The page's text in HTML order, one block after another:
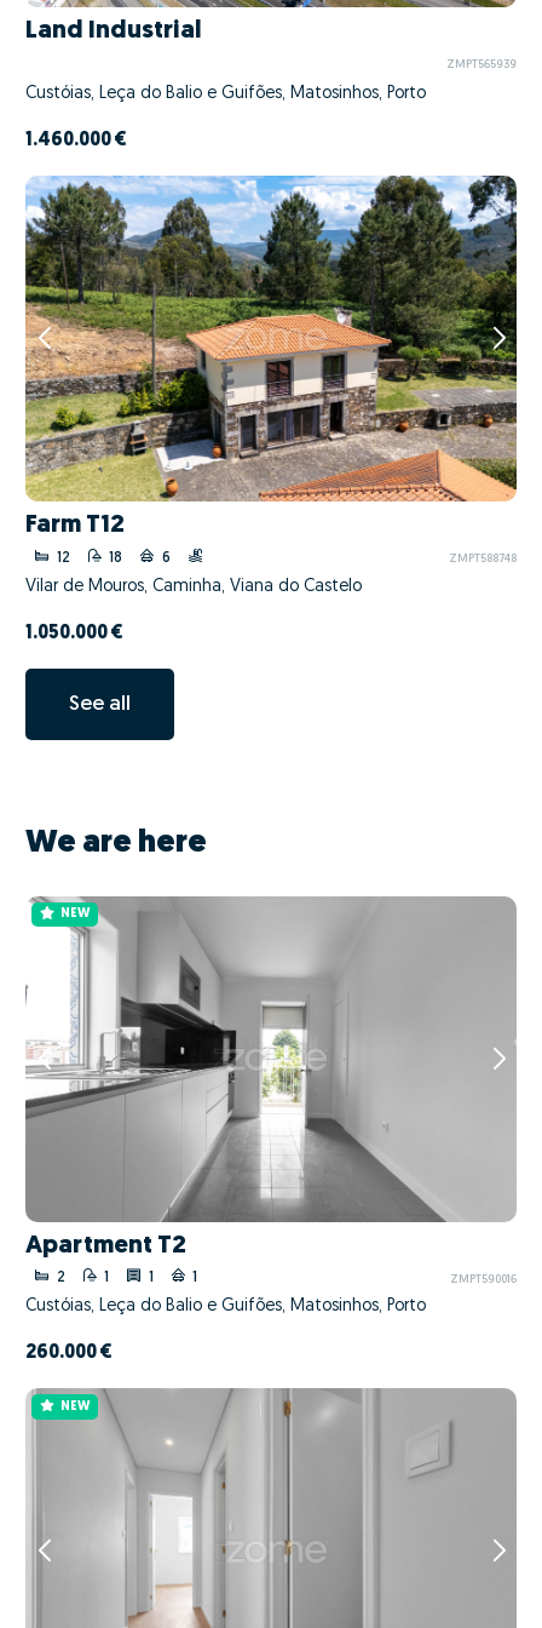
Land Industrial
ZMPT565939
Custóias, Leça do Balio e Guifões, Matosinhos, Porto
1.460.000 €
Farm T12
12 18 6 ZMPT588748
Vilar de Mouros, Caminha, Viana do Castelo
1.050.000 €
See all
We are here
NEW
Apartment T2
2 ZMPT590016
Custóias, Leça do Balio e Guifões, Matosinhos, Porto
260.000 €
NEW